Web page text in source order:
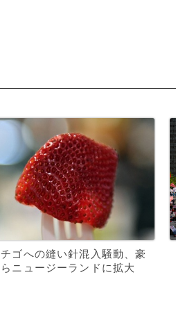
ゴへの縫い針混入騒動、豪
ニュージーランドに拡大